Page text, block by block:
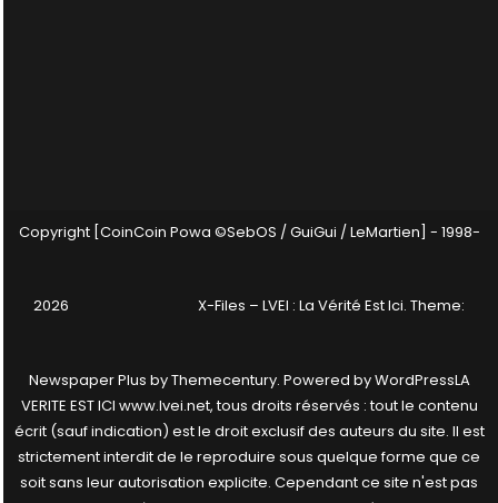
Copyright [CoinCoin Powa ©SebOS / GuiGui / LeMartien] - 1998-
2026 X-Files – LVEI : La Vérité Est Ici. Theme:
Newspaper Plus byThemecentury. Powered byWordPressLA
VERITE EST ICI www.lvei.net, tous droits réservés : tout le contenu
écrit (sauf indication) est le droit exclusif des auteurs du site. Il est
strictement interdit de le reproduire sous quelque forme que ce
soit sans leur autorisation explicite. Cependant ce site n'est pas